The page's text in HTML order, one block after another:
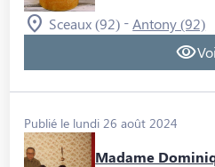
Sceaux (92) - Antony (92)
Publié le lundi 26 août 2024
Madame